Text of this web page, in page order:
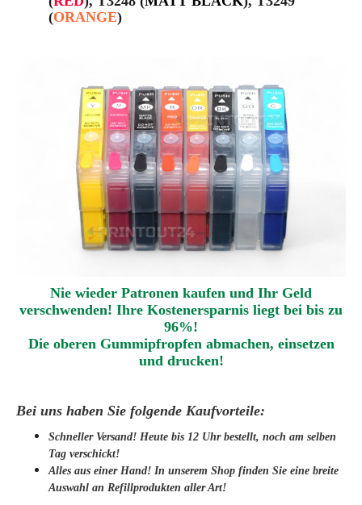
(ORANGE)
Nie wieder Patronen kaufen und Ihr Geld
verschwenden! Ihre Kostenersparnis liegt bei bis zu
96%!
Die oberen Gummipfropfen abmachen, einsetzen
und drucken!
Bei uns haben Sie folgende Kaufvorteile:
Schneller Versand! Heute bis 12 Uhr bestellt, noch am selben
Tag verschickt!
Alles aus einer Hand! In unserem Shop finden Sie eine breite
Auswahl an Refillprodukten aller Art!